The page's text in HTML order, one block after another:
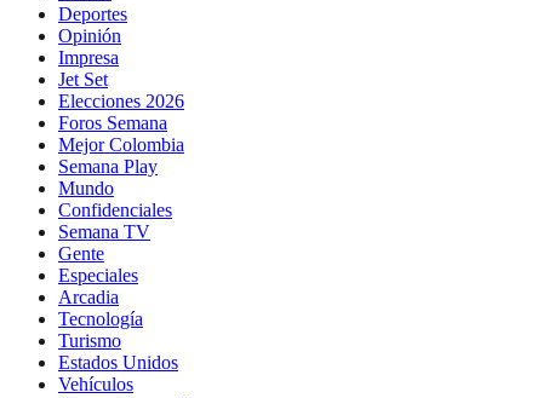
Deportes
Opinión
Impresa
Jet Set
Elecciones 2026
Foros Semana
Mejor Colombia
Semana Play
Mundo
Confidenciales
Semana TV
Gente
Especiales
Arcadia
Tecnología
Turismo
Estados Unidos
Vehículos